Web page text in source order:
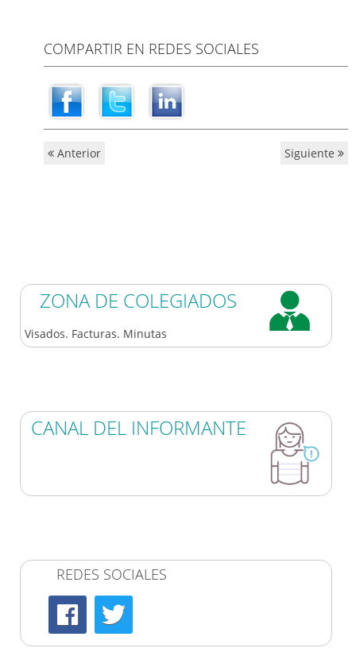
COMPARTIR EN REDES SOCIALES
Anterior Siguiente
ZONA DE COLEGIADOS
Visados. Facturas. Minutas
CANAL DEL INFORMANTE
REDES SOCIALES